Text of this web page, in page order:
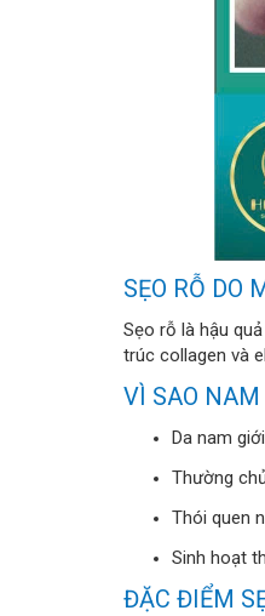
SẸO RỖ DO
Sẹo rỗ là hậu
trúc collagen và
VÌ SAO NAM
Da nam
Thường
Thói quen
Sinh hoạt
ĐẶC ĐIỂM